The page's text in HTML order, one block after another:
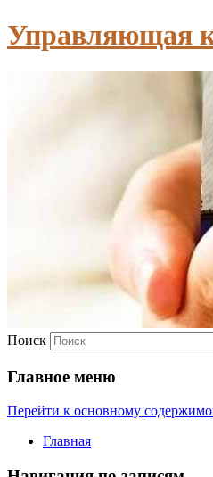
Управляющая
Поиск
Главное меню
Перейти к основному
Главная